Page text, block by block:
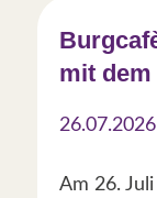
mit dem
26.07.2026
Am 26.